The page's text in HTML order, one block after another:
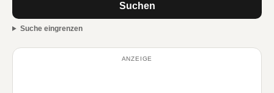
Suchen
Suche eingrenzen
ANZEIGE